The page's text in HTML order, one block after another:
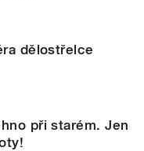
dělostřelce
při starém. Jen